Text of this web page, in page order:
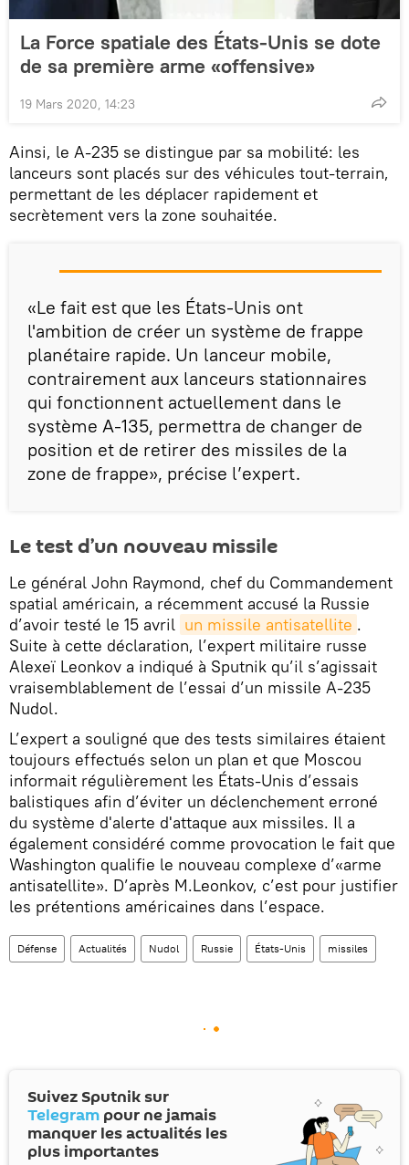
La Force spatiale des États-Unis se dote
de sa première arme «offensive»
19 Mars 2020, 14:23
Ainsi, le A-235 se distingue par sa mobilité: les
lanceurs sont placés sur des véhicules tout-terrain,
permettant de les déplacer rapidement et
secrètement vers la zone souhaitée.
«Le fait est que les États-Unis ont
l'ambition de créer un système de frappe
planétaire rapide. Un lanceur mobile,
contrairement aux lanceurs stationnaires
qui fonctionnent actuellement dans le
système A-135, permettra de changer de
position et de retirer des missiles de la
zone de frappe», précise l’expert.
Le test d’un nouveau missile
Le général John Raymond, chef du Commandement
spatial américain, a récemment accusé la Russie
d’avoir testé le 15 avril un missile antisatellite .
Suite à cette déclaration, l’expert militaire russe
Alexeï Leonkov a indiqué à Sputnik qu’il s’agissait
vraisemblablement de l’essai d’un missile A-235
Nudol.
L’expert a souligné que des tests similaires étaient
toujours effectués selon un plan et que Moscou
informait régulièrement les États-Unis d’essais
balistiques afin d’éviter un déclenchement erroné
du système d'alerte d'attaque aux missiles. Il a
également considéré comme provocation le fait que
Washington qualifie le nouveau complexe d’«arme
antisatellite». D’après M.Leonkov, c’est pour justifier
les prétentions américaines dans l’espace.
Défense Actualités Nudol Russie États-Unis missiles
Suivez Sputnik sur
Telegram pour ne jamais
manquer les actualités les
plus importantes